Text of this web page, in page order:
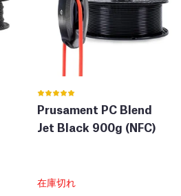
Prusament PC Blend
Jet Black 900g (NFC)
在庫切れ